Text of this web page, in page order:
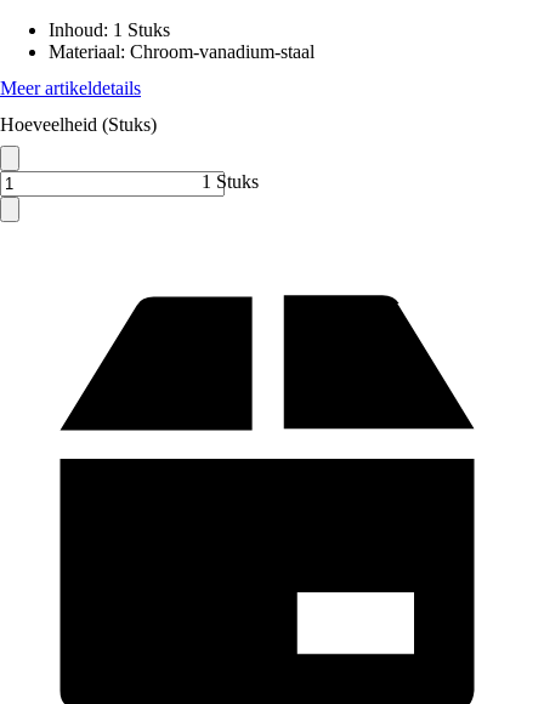
Inhoud: 1 Stuks
Materiaal: Chroom-vanadium-staal
Meer artikeldetails
Hoeveelheid (Stuks)
1 Stuks